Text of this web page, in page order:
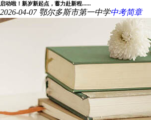
启动啦！新岁新起点，蓄力赴新程......
2026-04-07 鄂尔多斯市第一中学中考简章